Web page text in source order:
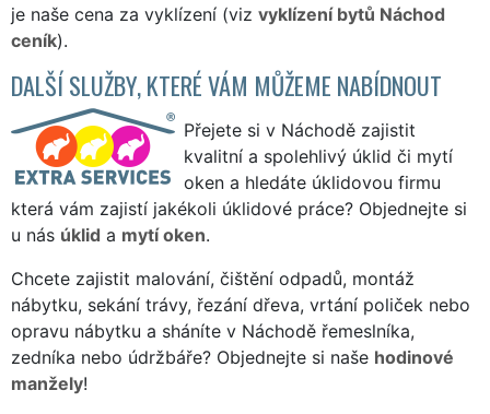
je naše cena za vyklízení (viz vyklízení bytů Náchod
ceník).
DALŠÍ SLUŽBY, KTERÉ VÁM MŮŽEME NABÍDNOUT
Přejete si v Náchodě zajistit
kvalitní a spolehlivý úklid či mytí
oken a hledáte úklidovou firmu
která vám zajistí jakékoli úklidové práce? Objednejte si
u nás úklid a mytí oken.
Chcete zajistit malování, čištění odpadů, montáž
nábytku, sekání trávy, řezání dřeva, vrtání poliček nebo
opravu nábytku a sháníte v Náchodě řemeslníka,
zedníka nebo údržbáře? Objednejte si naše hodinové
manžely!